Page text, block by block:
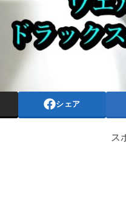
シェア
ス